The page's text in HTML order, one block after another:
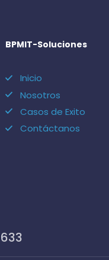
BPMIT-Soluciones
Inicio
Nosotros
Casos de Exito
Contáctanos